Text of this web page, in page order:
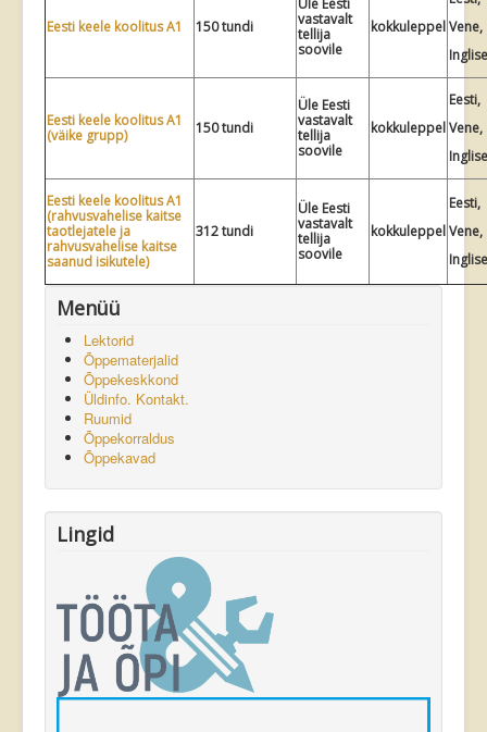
Eesti keele koolitus A1 150 tundi
Üle Eesti
vastavalt
tellija
soovile
kokkuleppelVene,
Inglise
Eesti keele koolitus A1
(väike grupp)
150 tundi
Üle Eesti
vastavalt
tellija
soovile
kokkuleppel
Eesti,
Vene,
Inglise
Eesti keele koolitus A1
(rahvusvahelise kaitse
taotlejatele ja
rahvusvahelise kaitse
saanud isikutele)
312 tundi
Üle Eesti
vastavalt
tellija
soovile
kokkuleppel
Eesti,
Vene,
Inglise
Menüü
Lektorid
Õppematerjalid
Õppekeskkond
Üldinfo. Kontakt.
Ruumid
Õppekorraldus
Õppekavad
Lingid